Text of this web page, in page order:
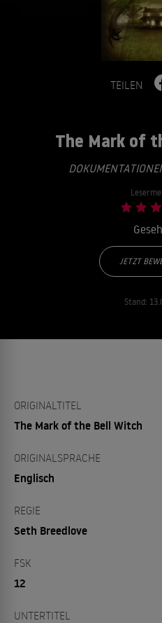
TEILEN
The Mark of
JETZT
Stand:
ORIGINALTITEL
The Mark of the Bell Witch
ORIGINALSPRACHE
Englisch
REGIE
Seth Breedlove
FSK
12
UNTERTITEL